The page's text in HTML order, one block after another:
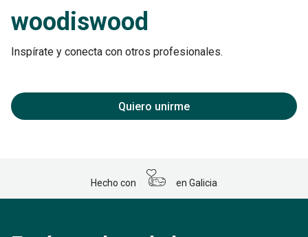
woodiswood
Inspírate y conecta con otros profesionales.
Quiero unirme
Hecho con en Galicia